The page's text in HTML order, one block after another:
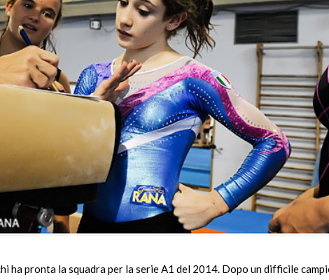
ha pronta la squadra per la serie A1 del 2014. Dopo un difficile